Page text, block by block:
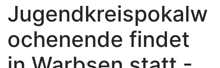
Jugendkreispokalw
ochenende findet